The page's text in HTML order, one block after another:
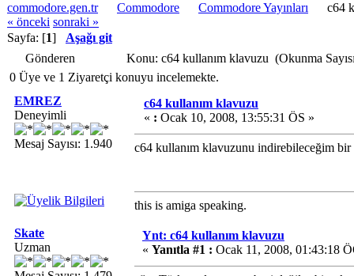
commodore.gen.tr Commodore Commodore Yayınları
c64
« önceki sonraki »
Sayfa: [1] Aşağı git
Gönderen
Konu: c64 kullanım klavuzu (Okunma
0 Üye ve 1 Ziyaretçi konuyu incelemekte.
EMREZ
Deneyimli
Mesaj Sayısı: 1.940
c64 kullanım klavuzu
« : Ocak 10, 2008, 13:55:31 ÖS »
c64 kullanım klavuzunu indirebileceğim bir
this is amiga speaking.
Skate
Uzman
Ynt: c64 kullanım klavuzu
« Yanıtla #1 : Ocak 11, 2008, 01:43:18